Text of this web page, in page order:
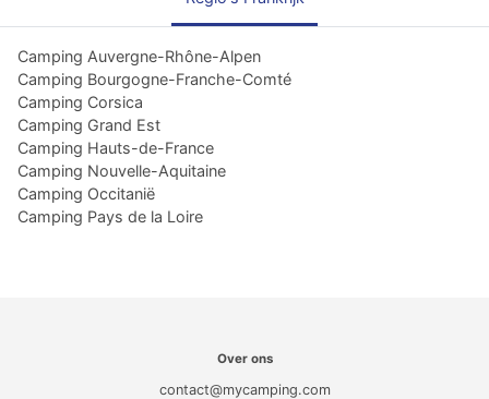
Camping Auvergne-Rhône-Alpen
Camping Bourgogne-Franche-Comté
Camping Corsica
Camping Grand Est
Camping Hauts-de-France
Camping Nouvelle-Aquitaine
Camping Occitanië
Camping Pays de la Loire
Over ons
contact@mycamping.com